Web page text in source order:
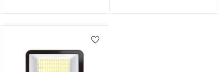
favorite_border